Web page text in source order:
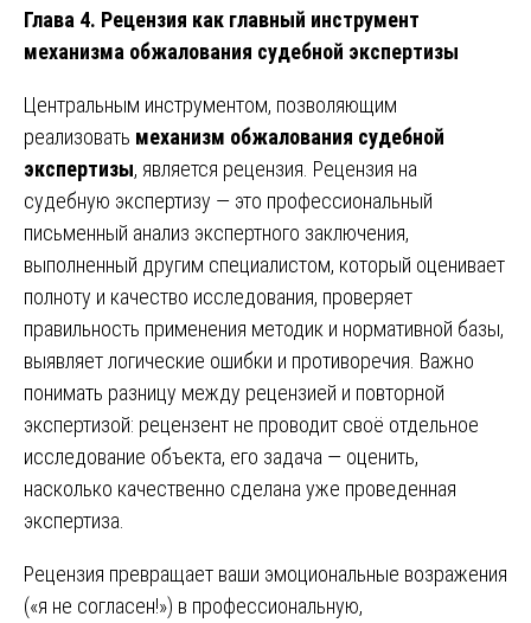
Глава 4. Рецензия как главный инструмент
механизма обжалования судебной экспертизы
Центральным инструментом, позволяющим
реализовать механизм обжалования судебной
экспертизы, является рецензия. Рецензия на
судебную экспертизу — это профессиональный
письменный анализ экспертного заключения,
выполненный другим специалистом, который оценивает
полноту и качество исследования, проверяет
правильность применения методик и нормативной базы,
выявляет логические ошибки и противоречия. Важно
понимать разницу между рецензией и повторной
экспертизой: рецензент не проводит своё отдельное
исследование объекта, его задача — оценить,
насколько качественно сделана уже проведенная
экспертиза.
Рецензия превращает ваши эмоциональные возражения
(«я не согласен!») в профессиональную,